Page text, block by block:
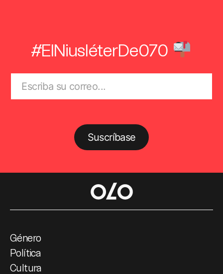
#ElNiusléterDe070
Suscríbase
Género
Política
Cultura